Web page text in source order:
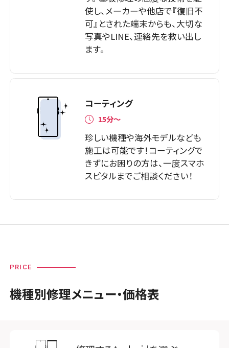
使し、メーカーや他店で『復旧不
可』とされた端末からも、大切な
写真やLINE、連絡先を救い出し
ます。
コーティング
15分〜
珍しい機種や海外モデルなども
施工は可能です！コーティングで
きずにお困りの方は、一度スマホ
スピタルまでご相談ください！
PRICE
機種別修理メニュー・価格表